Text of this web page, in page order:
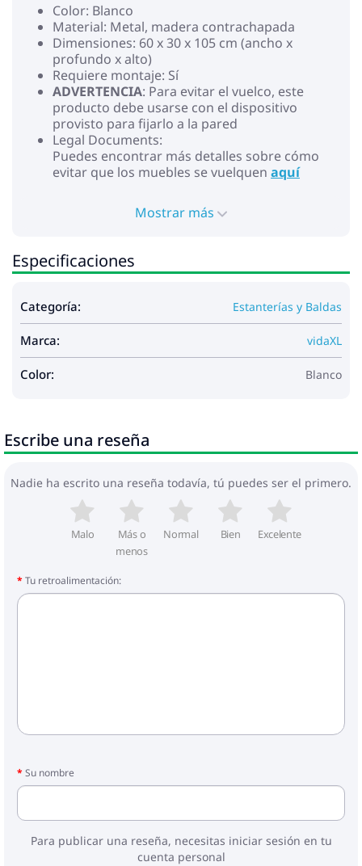
Color: Blanco
Material: Metal, madera contrachapada
Dimensiones: 60 x 30 x 105 cm (ancho x
profundo x alto)
Requiere montaje: Sí
ADVERTENCIA: Para evitar el vuelco, este
producto debe usarse con el dispositivo
provisto para fijarlo a la pared
Legal Documents:
Puedes encontrar más detalles sobre cómo
evitar que los muebles se vuelquen aquí
Mostrar más
Especificaciones
Categoría: Estanterías y Baldas
Marca: vidaXL
Color: Blanco
Escribe una reseña
Nadie ha escrito una reseña todavía, tú puedes ser el primero.
Malo
Más o
menos
Normal Bien Excelente
Tu retroalimentación:
Su nombre
Para publicar una reseña, necesitas iniciar sesión en tu
cuenta personal